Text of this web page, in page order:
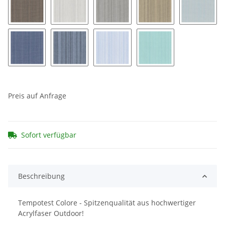
Zena 352 Zena 353 Zena 354 Zena 355
Preis auf Anfrage
Sofort verfügbar
Beschreibung
Tempotest Colore - Spitzenqualität aus hochwertiger
Acrylfaser Outdoor!